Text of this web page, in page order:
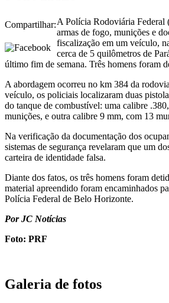
Compartilhar:A Polícia Rodoviária Federal
armas de fogo, munições e
fiscalização em um veículo,
cerca de 5 quilômetros de
último fim de semana. Três homens foram
A abordagem ocorreu no km 384 da
veículo, os policiais localizaram duas
do tanque de combustível: uma calibre
munições, e outra calibre 9 mm, com 13
Na verificação da documentação dos
sistemas de segurança revelaram que um
carteira de identidade falsa.
Diante dos fatos, os três homens foram
material apreendido foram encaminhados
Polícia Federal de Belo Horizonte.
Por JC Notícias
Foto: PRF
Galeria de fotos